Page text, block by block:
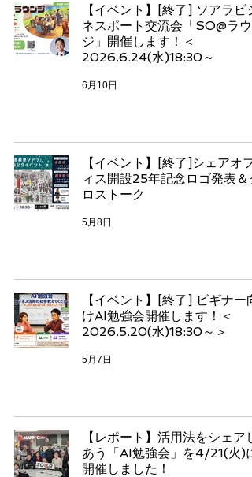
【イベント】[終了] ソアラビジ
ネスポート交流会「SO@ラウ
ジ」開催します！＜
2026.6.24(水)18:30～
6月10日
【イベント】[終了]シェアオフ
ィス開設25年記念ロゴ発表＆
ロストーク
5月8日
【イベント】[終了] ビギナー向
けAI勉強会開催します！＜
2026.5.20(水)18:30～＞
5月7日
【レポート】活用法をシェアし
あう「AI勉強会」を4/21(火)に
開催しました！